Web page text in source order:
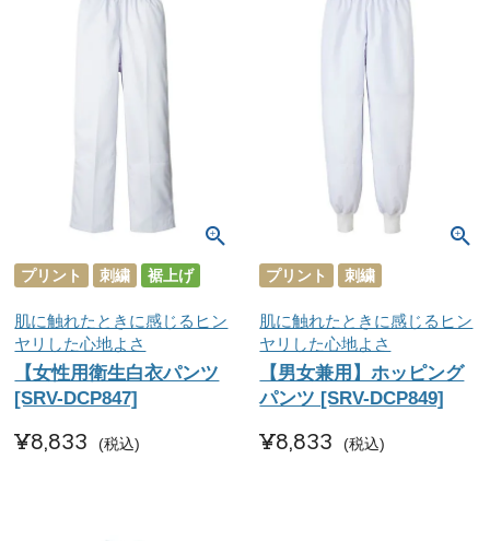
プリント 刺繍 裾上げ
肌に触れたときに感じるヒン
ヤリした心地よさ
【女性用衛生白衣パンツ
[SRV-DCP847]
¥8,833 税込
プリント 刺繍
肌に触れたときに感じるヒン
ヤリした心地よさ
【男女兼用】ホッピング
パンツ [SRV-DCP849]
¥8,833 税込